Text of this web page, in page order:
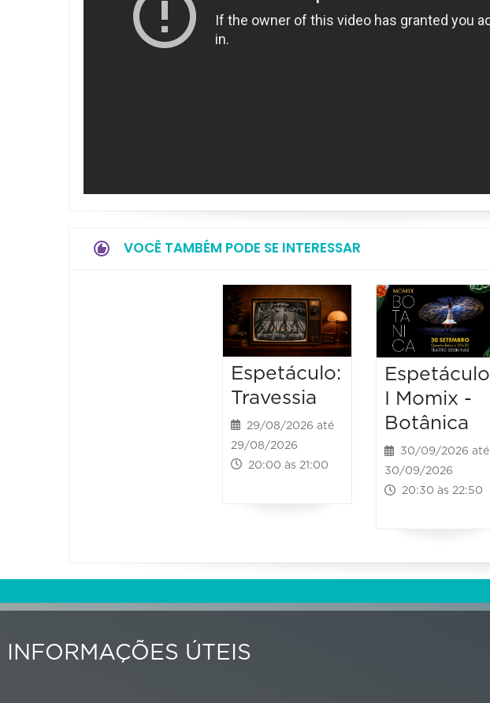
VOCÊ TAMBÉM PODE SE INTERESSAR
Espetáculo:
Travessia
29/08/2026 até
29/08/2026
20:00 às 21:00
Espetáculo
I Momix -
Botânica
30/09/2026 até
30/09/2026
20:30 às 22:50
INFORMAÇÕES ÚTEIS